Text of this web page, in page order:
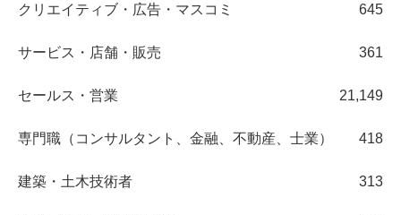
クリエイティブ・広告・マスコミ 645
サービス・店舗・販売 361
セールス・営業 21,149
専門職（コンサルタント、金融、不動産、士業） 418
建築・土木技術者 313